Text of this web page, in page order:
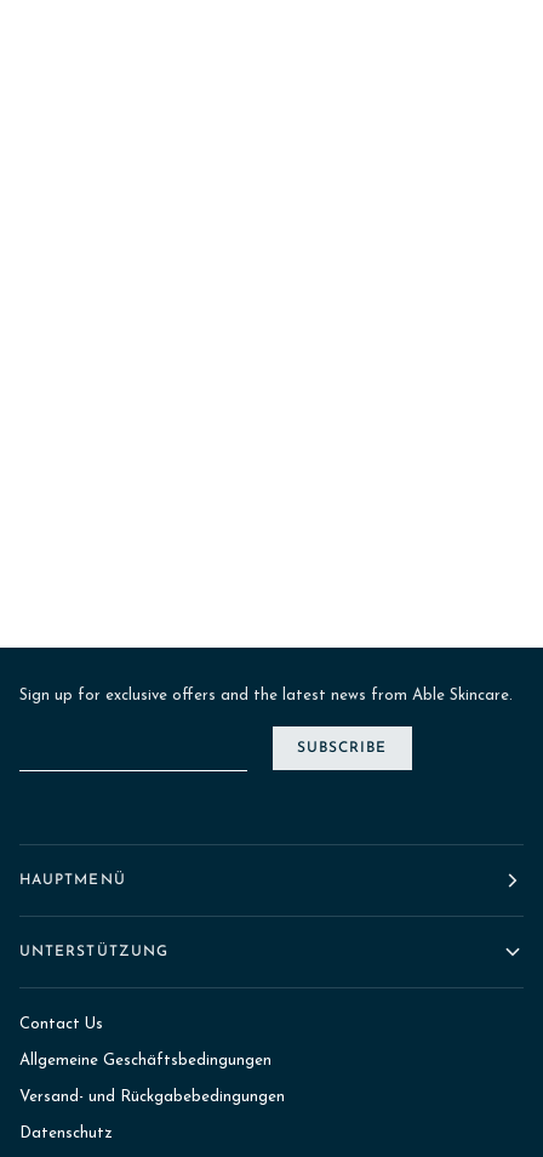
Sign up for exclusive offers and the latest news from Able Skincare.
SUBSCRIBE
HAUPTMENÜ
UNTERSTÜTZUNG
Contact Us
Allgemeine Geschäftsbedingungen
Versand- und Rückgabebedingungen
Datenschutz